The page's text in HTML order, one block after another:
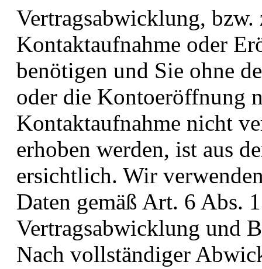
Vertragsabwicklung,
Kontaktaufnahme oder
benötigen und Sie ohne
oder die Kontoeröffnung
Kontaktaufnahme nicht
erhoben werden, ist aus
ersichtlich. Wir
Daten gemäß Art. 6 Abs.
Vertragsabwicklung und
Nach vollständiger